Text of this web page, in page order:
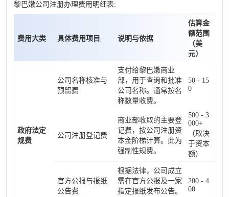
黎巴嫩公司注册办理费用明细表:
费用大类 具体费用项目 说明与依据
估算金
额范围
（美
元）
政府法定
规费
公司名称核准与
预留费
支付给黎巴嫩商业
部，用于查询和批准
公司名称。通常按名
称数量收费。
50 - 15
0
公司注册登记费
商业部收取的主要登
记费，按公司注册资
本金阶梯计算。此为
强制性规费。
500 - 3
000+
（取决
于资本
额）
官方公报与报纸
公告费
根据法律，公司成立
需在官方公报及一家
指定报纸发布公告。
200 - 4
00